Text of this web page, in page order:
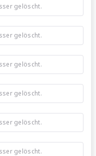
gelöscht.
gelöscht.
gelöscht.
gelöscht.
gelöscht.
gelöscht.